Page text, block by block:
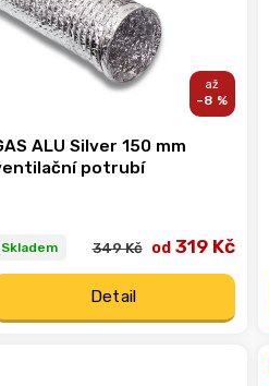
–8 %
ALU Silver 150 mm
potrubí
Skladem 349 Kč od319 Kč
Detail